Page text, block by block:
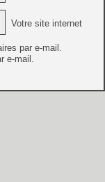
Votre site internet
par e-mail.
e-mail.